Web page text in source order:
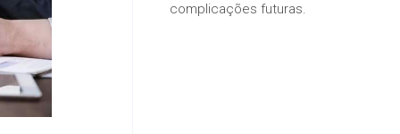
complicações futuras.